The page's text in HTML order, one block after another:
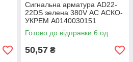
Сигнальна арматура AD22-
22DS зелена 380V АС АСКО-
УКРЕМ A0140030151
Готово до відправки 6 од.
50,57 ₴